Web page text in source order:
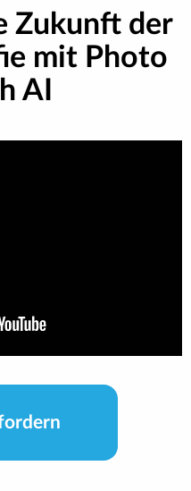
Zukunft der
mit Photo
AI